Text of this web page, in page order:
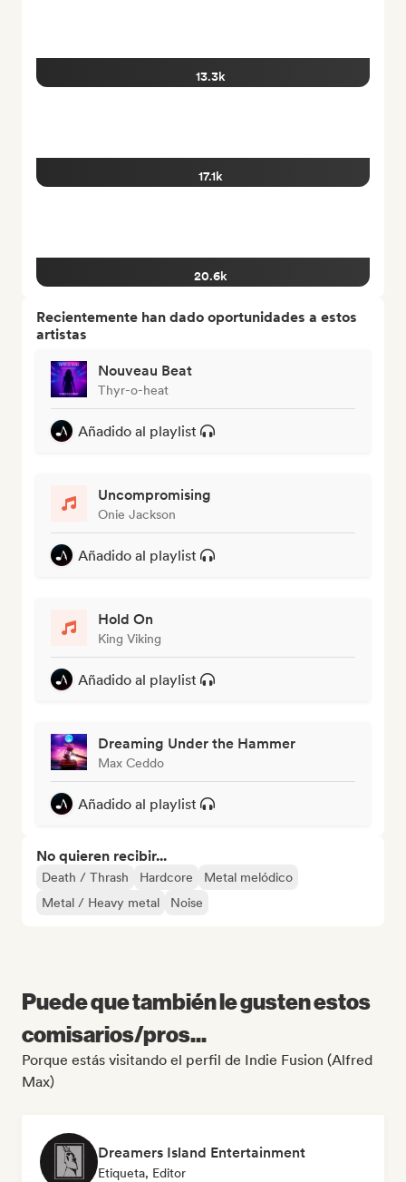
13.3k
17.1k
20.6k
Recientemente han dado oportunidades a estos
artistas
Nouveau Beat
Thyr-o-heat
Añadido al playlist
Uncompromising
Onie Jackson
Añadido al playlist
Hold On
King Viking
Añadido al playlist
Dreaming Under the Hammer
Max Ceddo
Añadido al playlist
No quieren recibir...
Death / Thrash Hardcore
Metal melódico
Metal / Heavy metal
Noise
Puede que también le gusten estos
comisarios/pros...
Porque estás visitando el perfil de Indie Fusion (Alfred
Max)
Dreamers Island Entertainment
Etiqueta, Editor